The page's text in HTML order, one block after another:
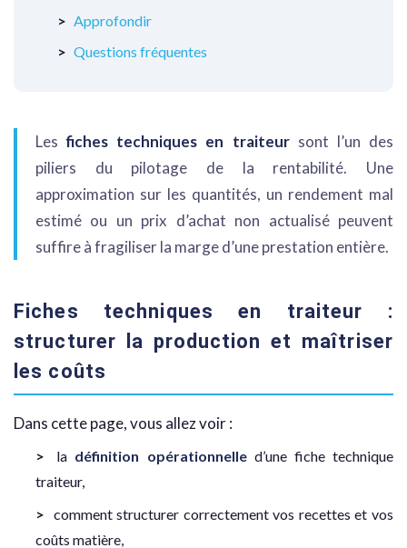
Approfondir
Questions fréquentes
Lesfiches techniques en traiteursont l’un des
piliers du pilotage de la rentabilité. Une
approximation sur les quantités, un rendement mal
estimé ou un prix d’achat non actualisé peuvent
suffire à fragiliser la marge d’une prestation entière.
Fiches techniques en traiteur :
structurer la production et maîtriser
les coûts
Dans cette page, vous allez voir :
la définition opérationnelled’une fiche technique
traiteur,
comment structurer correctement vos recettes et vos
coûts matière,